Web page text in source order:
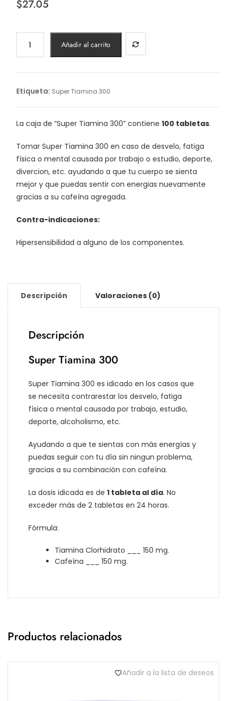
$27.05
Tiamina
cantidad
Añadir al carrito
Etiqueta: Super Tiamina 300
La caja de “Super Tiamina 300” contiene 100 tabletas.
Tomar Super Tiamina 300 en caso de desvelo, fatiga
física o mental causada por trabajo o estudio, deporte,
divercion, etc. ayudando a que tu cuerpo se sienta
mejor y que puedas sentir con energias nuevamente
gracias a su cafeína agregada.
Contra-indicaciones:
Hipersensibilidad a alguno de los componentes.
Descripción Valoraciones (0)
Descripción
Super Tiamina 300
Super Tiamina 300 es idicado en los casos que
se necesita contrarestar los desvelo, fatiga
física o mental causada por trabajo, estudio,
deporte, alcoholismo, etc.
Ayudando a que te sientas con más energías y
puedas seguir con tu día sin ningun problema,
gracias a su combinación con cafeína.
La dosis idicada es de 1 tableta al día. No
exceder más de 2 tabletas en 24 horas.
Fórmula:
Tiamina Clorhidrato ___ 150 mg.
Cafeína ___ 150 mg.
Productos relacionados
Añadir a la lista de deseos